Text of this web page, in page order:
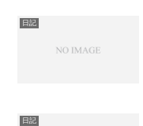
日記
日記